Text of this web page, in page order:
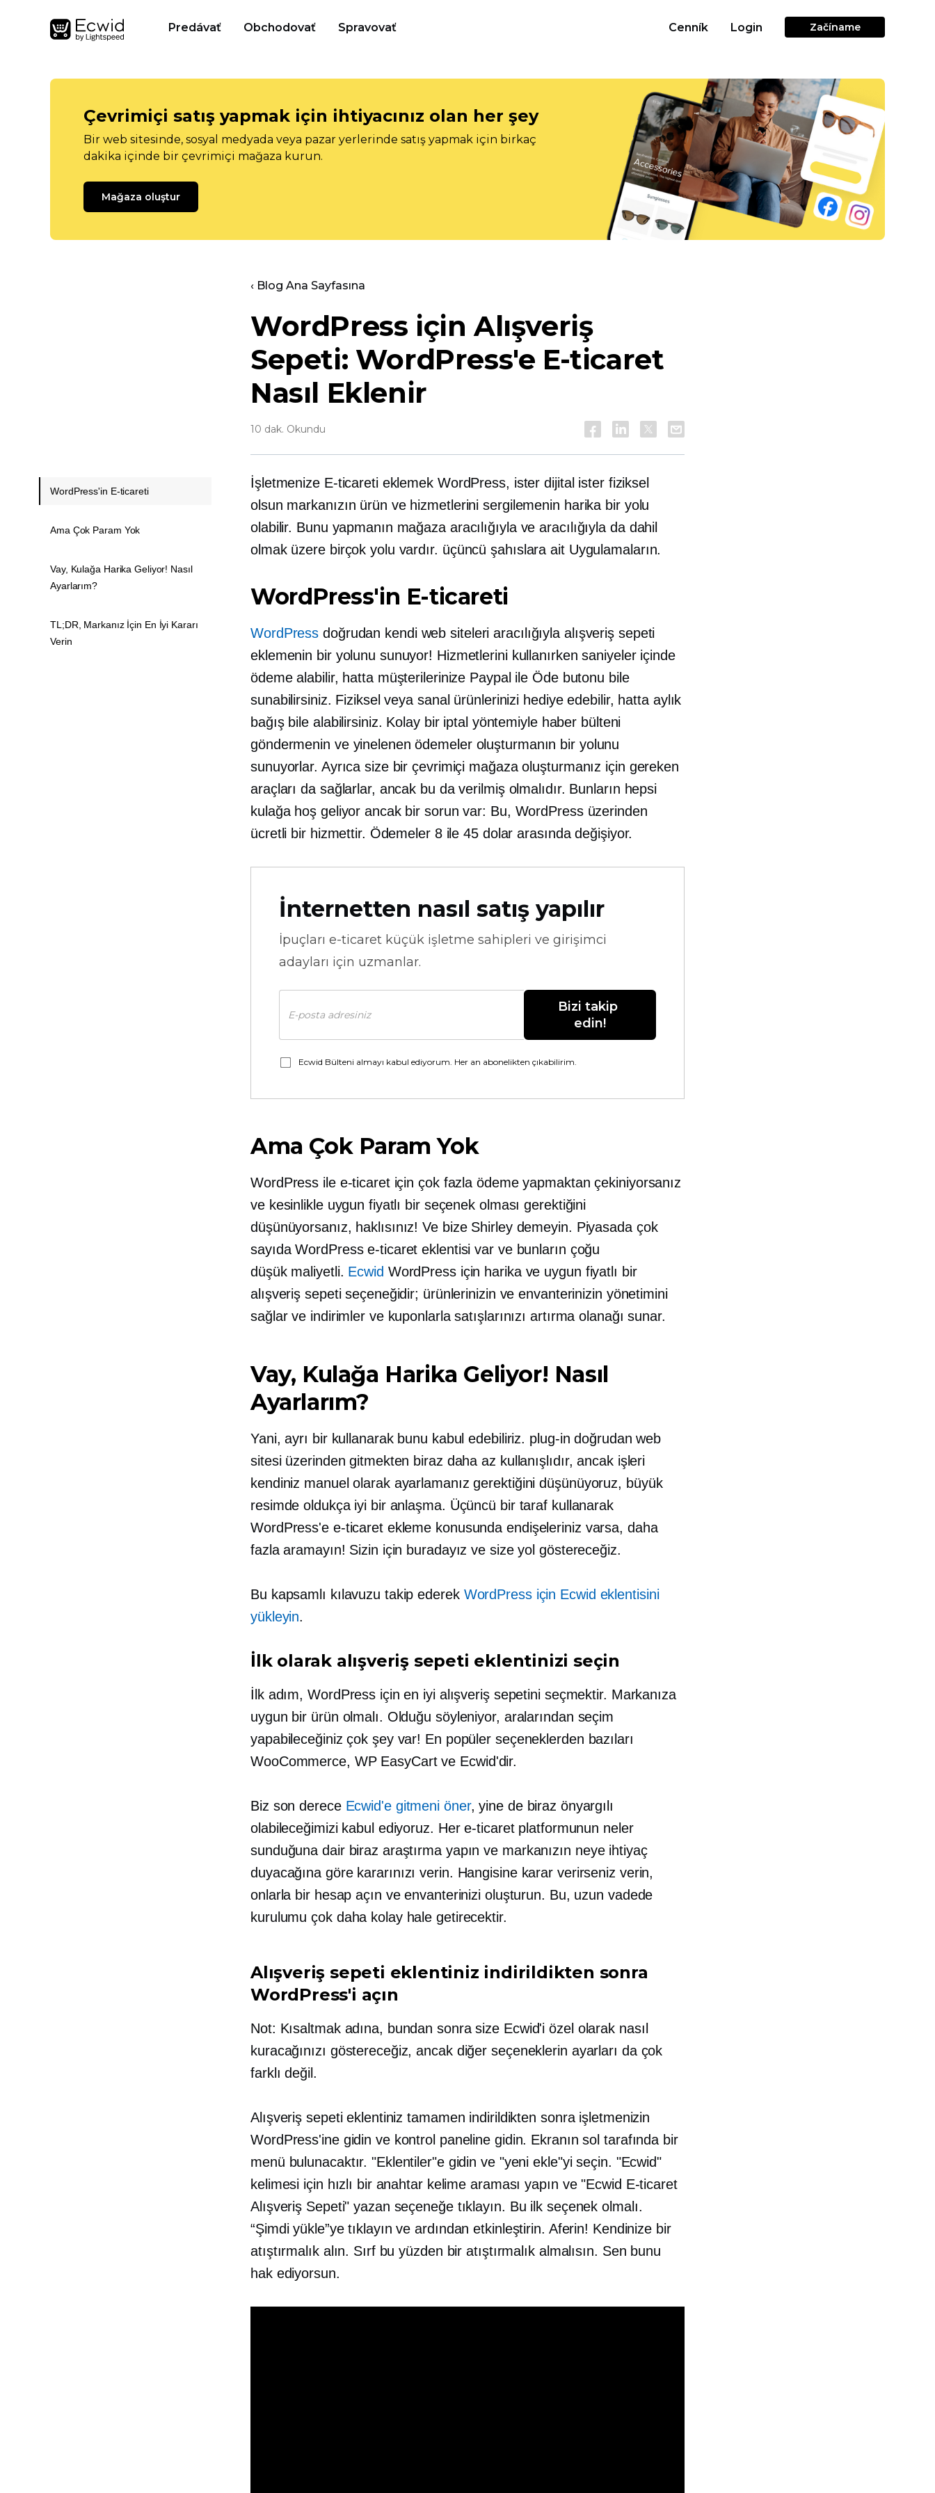
Predávať Obchodovať Spravovať Cenník Login Začíname
Çevrimiçi satış yapmak için ihtiyacınız olan her şey
Bir web sitesinde, sosyal medyada veya pazar yerlerinde satış yapmak için birkaç
dakika içinde bir çevrimiçi mağaza kurun.
Mağaza oluştur
‹ Blog Ana Sayfasına
WordPress için Alışveriş
Sepeti: WordPress'e E-ticaret
Nasıl Eklenir
10 dak. Okundu
İşletmenize E-ticareti eklemek WordPress, ister dijital ister fiziksel
olsun markanızın ürün ve hizmetlerini sergilemenin harika bir yolu
olabilir. Bunu yapmanın mağaza aracılığıyla ve aracılığıyla da dahil
olmak üzere birçok yolu vardır. üçüncü şahıslara aitUygulamaların.
WordPress'in E-ticareti
WordPress doğrudan kendi web siteleri aracılığıyla alışveriş sepeti
eklemenin bir yolunu sunuyor! Hizmetlerini kullanırken saniyeler içinde
ödeme alabilir, hatta müşterilerinize Paypal ile Öde butonu bile
sunabilirsiniz. Fiziksel veya sanal ürünlerinizi hediye edebilir, hatta aylık
bağış bile alabilirsiniz. Kolay bir iptal yöntemiyle haber bülteni
göndermenin ve yinelenen ödemeler oluşturmanın bir yolunu
sunuyorlar. Ayrıca size bir çevrimiçi mağaza oluşturmanız için gereken
araçları da sağlarlar, ancak bu da verilmiş olmalıdır. Bunların hepsi
kulağa hoş geliyor ancak bir sorun var: Bu, WordPress üzerinden
ücretli bir hizmettir. Ödemeler 8 ile 45 dolar arasında değişiyor.
İnternetten nasıl satış yapılır
İpuçları e-ticaret küçük işletme sahipleri ve girişimci
adayları için uzmanlar.
Bizi takip
edin!
Ecwid Bülteni almayı kabul ediyorum. Her an abonelikten çıkabilirim.
Ama Çok Param Yok
WordPress ile e-ticaret için çok fazla ödeme yapmaktan çekiniyorsanız
ve kesinlikle uygun fiyatlı bir seçenek olması gerektiğini
düşünüyorsanız, haklısınız! Ve bize Shirley demeyin. Piyasada çok
sayıda WordPress e-ticaret eklentisi var ve bunların çoğu
düşük maliyetli. Ecwid WordPress için harika ve uygun fiyatlı bir
alışveriş sepeti seçeneğidir; ürünlerinizin ve envanterinizin yönetimini
sağlar ve indirimler ve kuponlarla satışlarınızı artırma olanağı sunar.
Vay, Kulağa Harika Geliyor! Nasıl
Ayarlarım?
Yani, ayrı bir kullanarak bunu kabul edebiliriz. plug-in doğrudan web
sitesi üzerinden gitmekten biraz daha az kullanışlıdır, ancak işleri
kendiniz manuel olarak ayarlamanız gerektiğini düşünüyoruz, büyük
resimde oldukça iyi bir anlaşma. Üçüncü bir taraf kullanarak
WordPress'e e-ticaret ekleme konusunda endişeleriniz varsa, daha
fazla aramayın! Sizin için buradayız ve size yol göstereceğiz.
Bu kapsamlı kılavuzu takip ederek WordPress için Ecwid eklentisini
yükleyin.
İlk olarak alışveriş sepeti eklentinizi seçin
İlk adım, WordPress için en iyi alışveriş sepetini seçmektir. Markanıza
uygun bir ürün olmalı. Olduğu söyleniyor, aralarından seçim
yapabileceğiniz çok şey var! En popüler seçeneklerden bazıları
WooCommerce, WP EasyCart ve Ecwid'dir.
Biz son derece Ecwid'e gitmeni öner, yine de biraz önyargılı
olabileceğimizi kabul ediyoruz. Her e-ticaret platformunun neler
sunduğuna dair biraz araştırma yapın ve markanızın neye ihtiyaç
duyacağına göre kararınızı verin. Hangisine karar verirseniz verin,
onlarla bir hesap açın ve envanterinizi oluşturun. Bu, uzun vadede
kurulumu çok daha kolay hale getirecektir.
Alışveriş sepeti eklentiniz indirildikten sonra
WordPress'i açın
Not: Kısaltmak adına, bundan sonra size Ecwid'i özel olarak nasıl
kuracağınızı göstereceğiz, ancak diğer seçeneklerin ayarları da çok
farklı değil.
Alışveriş sepeti eklentiniz tamamen indirildikten sonra işletmenizin
WordPress'ine gidin ve kontrol paneline gidin. Ekranın sol tarafında bir
menü bulunacaktır. "Eklentiler"e gidin ve "yeni ekle"yi seçin. "Ecwid"
kelimesi için hızlı bir anahtar kelime araması yapın ve "Ecwid E-ticaret
Alışveriş Sepeti" yazan seçeneğe tıklayın. Bu ilk seçenek olmalı.
“Şimdi yükle”ye tıklayın ve ardından etkinleştirin. Aferin! Kendinize bir
atıştırmalık alın. Sırf bu yüzden bir atıştırmalık almalısın. Sen bunu
hak ediyorsun.
WordPress'in E-ticareti
Ama Çok Param Yok
Vay, Kulağa Harika Geliyor! Nasıl
Ayarlarım?
TL;DR, Markanız İçin En İyi Kararı
Verin